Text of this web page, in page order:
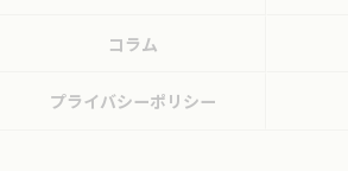
コラム
プライバシーポリシー